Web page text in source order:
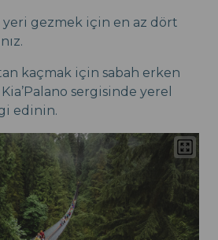
yeri gezmek için en az dört
kaçmak için sabah erken
sergisinde yerel
edinin.